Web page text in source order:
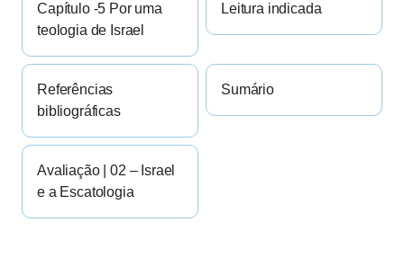
Capítulo -5 Por uma
teologia de Israel
Leitura indicada
Referências
bibliográficas
Sumário
Avaliação | 02 – Israel
e a Escatologia